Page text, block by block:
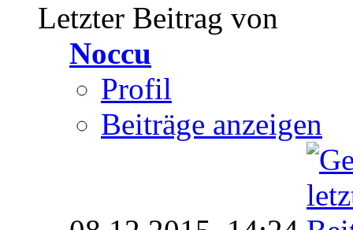
Letzter Beitrag von
Noccu
Profil
Beiträge anzeigen